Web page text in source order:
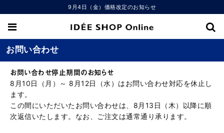
9月4日（金）価格改定のお知らせ
お問い合わせ
お問い合わせ停止期間のお知らせ
8月10日（月）～ 8月12日（水）はお問い合わせ対応を休止し
ます。
この間にいただいたお問い合わせは、8月13日（木）以降に順
次返信いたします。なお、ご注文は通常通り承ります。